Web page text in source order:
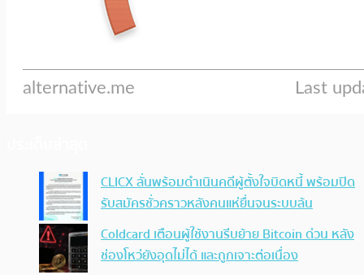
CLICX ลั่นพร้อมดำเนินคดีผู้ตั้งใจบิดหนี้ พร้อมปิด
รับสมัครชั่วคราวหลังคนแห่ยื่นจนระบบล้น
Coldcard เตือนผู้ใช้งานรีบย้าย Bitcoin ด่วน หลัง
ช่องโหว่ยังอุดไม่ได้ และถูกเจาะต่อเนื่อง